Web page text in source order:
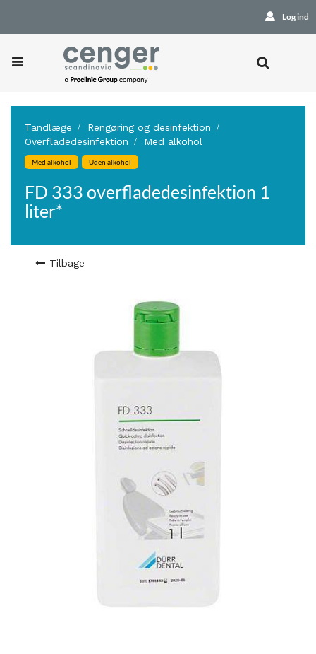
Log ind
Tandlæge
Rengøring og desinfektion
Overfladedesinfektion
Med alkohol
Med alkohol Uden alkohol
FD 333 overfladedesinfektion 1
liter*
Tilbage